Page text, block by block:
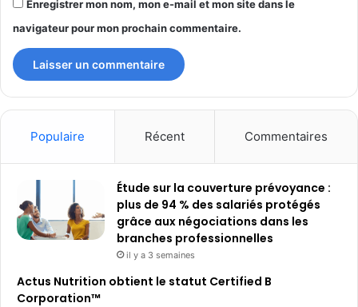
Enregistrer mon nom, mon e-mail et mon site dans le
navigateur pour mon prochain commentaire.
Populaire Récent Commentaires
Étude sur la couverture prévoyance :
plus de 94 % des salariés protégés
grâce aux négociations dans les
branches professionnelles
il y a 3 semaines
Actus Nutrition obtient le statut Certified B
Corporation™